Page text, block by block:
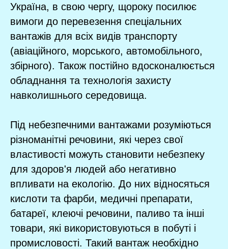
Україна, в свою чергу, щороку посилює
вимоги до перевезення спеціальних
вантажів для всіх видів транспорту
(авіаційного, морського, автомобільного,
збірного). Також постійно вдосконалюється
обладнання та технологія захисту
навколишнього середовища.
Під небезпечними вантажами розуміються
різноманітні речовини, які через свої
властивості можуть становити небезпеку
для здоров'я людей або негативно
впливати на екологію. До них відносяться
кислоти та фарби, медичні препарати,
батареї, клеючі речовини, паливо та інші
товари, які використовуються в побуті і
промисловості. Такий вантаж необхідно